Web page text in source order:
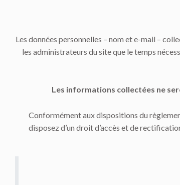
Les données personnelles – nom et e-mail –
les administrateurs du site que le temps
Les informations collectées ne
Conformément aux dispositions du
disposez d’un droit d’accès et de